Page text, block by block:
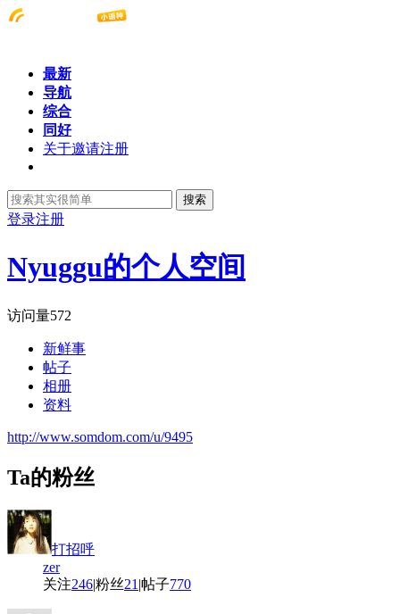
最新
导航
综合
同好
关于邀请注册
搜索
登录注册
Nyuggu的个人空间
访问量572
新鲜事
帖子
相册
资料
http://www.somdom.com/u/9495
Ta的粉丝
打招呼
zer
关注246|粉丝21 |帖子770